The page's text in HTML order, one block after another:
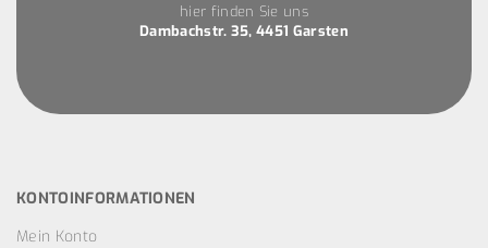
hier finden Sie uns
Dambachstr. 35, 4451 Garsten
KONTOINFORMATIONEN
Mein Konto